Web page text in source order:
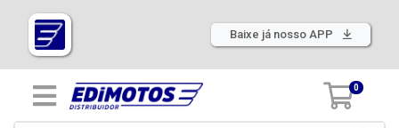
Baixe já nosso APP
0